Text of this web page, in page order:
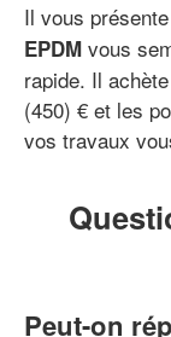
Il vous
EPDM vous
rapide. Il
(450) € et les
vos travaux
Peut-on